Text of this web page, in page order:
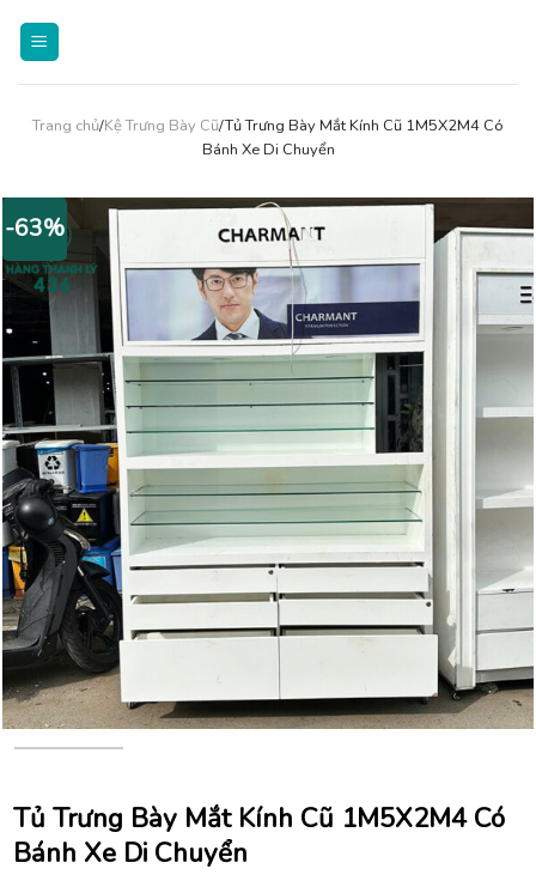
Trang chủ/Kệ Trưng Bày Cũ/Tủ Trưng Bày Mắt Kính Cũ 1M5X2M4 Có
Bánh Xe Di Chuyển
-63%
Tủ Trưng Bày Mắt Kính Cũ 1M5X2M4 Có
Bánh Xe Di Chuyển